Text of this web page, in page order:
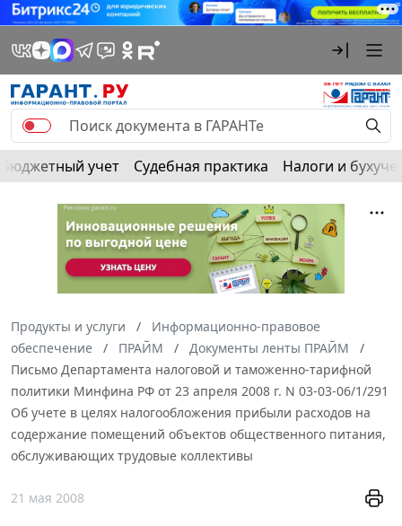
Бюджетный учет Судебная практика Налоги и
Продукты и услуги
Информационно-правовое
обеспечение
ПРАЙМ
Документы ленты ПРАЙМ
Письмо Департамента налоговой и таможенно-тарифной
политики Минфина РФ от 23 апреля 2008 г. N 03-03-06/1/291
Об учете в целях налогообложения прибыли расходов на
содержание помещений объектов общественного питания,
обслуживающих трудовые коллективы
21 мая 2008